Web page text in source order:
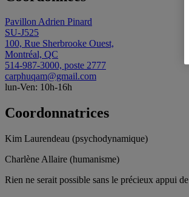
Pavillon Adrien Pinard
SU-J525
100, Rue Sherbrooke Ouest,
Montréal, QC
514-987-3000, poste 2777
carphuqam@gmail.com
lun-Ven: 10h-16h
Coordonnatrices
Kim Laurendeau (psychodynamique)
Charlène Allaire (humanisme)
Rien ne serait possible sans le précieux appui